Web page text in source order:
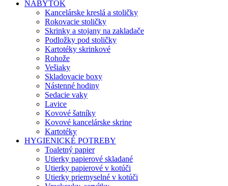
NÁBYTOK
Kancelárske kreslá a stoličky
Rokovacie stoličky
Skrinky a stojany na zakladače
Podložky pod stoličky
Kartotéky skrinkové
Rohože
Vešiaky
Skladovacie boxy
Nástenné hodiny
Sedacie vaky
Lavice
Kovové šatníky
Kovové kancelárske skrine
Kartotéky
HYGIENICKÉ POTREBY
Toaletný papier
Utierky papierové skladané
Utierky papierové v kotúči
Utierky priemyselné v kotúči